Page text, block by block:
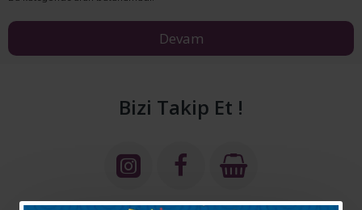
Devam
Bizi Takip Et !